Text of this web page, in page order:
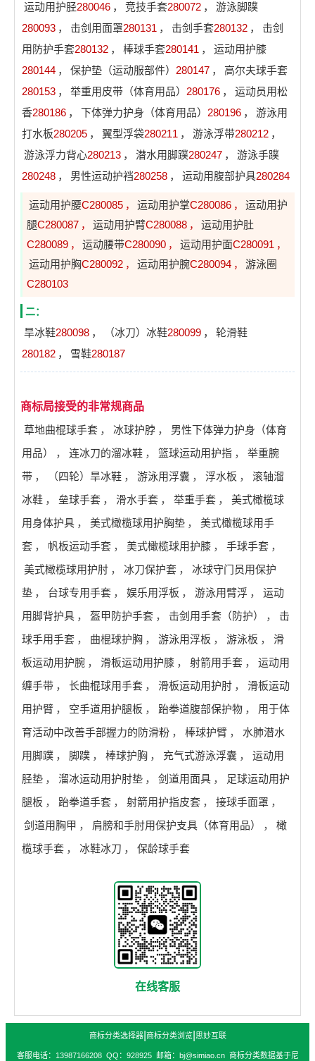
运动用护胫280046 ， 竞技手套280072 ，
游泳脚蹼
280093 ， 击剑用面罩280131 ， 击剑手套280132 ，
击剑
用防护手套280132 ， 棒球手套280141 ，
运动用护膝
280144 ， 保护垫（运动服部件） 280147 ，
高尔夫球手套
280153 ， 举重用皮带（体育用品） 280176 ，
运动员用松
香280186 ， 下体弹力护身（体育用品） 280196 ，
游泳用
打水板280205 ， 翼型浮袋280211 ， 游泳浮带280212 ，
游泳浮力背心280213 ， 潜水用脚蹼280247 ，
游泳手蹼
280248 ， 男性运动护裆280258 ， 运动用腹部护具280284
运动用护腰C280085 ， 运动用护掌C280086 ，
运动用护
腿C280087 ， 运动用护臂C280088 ，
运动用护肚
C280089 ， 运动腰带C280090 ， 运动用护面C280091 ，
运动用护胸C280092 ， 运动用护腕C280094 ，
游泳圈
C280103
二：
旱冰鞋280098 ， （冰刀）冰鞋280099 ，
轮滑鞋
280182 ， 雪鞋280187
商标局接受的非常规商品
草地曲棍球手套 ， 冰球护脖 ，
男性下体弹力护身（体育
用品）
， 连冰刀的溜冰鞋 ， 篮球运动用护指 ，
举重腕
带 ， （四轮）旱冰鞋 ， 游泳用浮囊 ， 浮水板 ，
滚轴溜
冰鞋 ， 垒球手套 ， 滑水手套 ， 举重手套 ，
美式橄榄球
用身体护具 ， 美式橄榄球用护胸垫 ，
美式橄榄球用手
套 ， 帆板运动手套 ， 美式橄榄球用护膝 ， 手球手套 ，
美式橄榄球用护肘 ， 冰刀保护套 ，
冰球守门员用保护
垫 ， 台球专用手套 ， 娱乐用浮板 ， 游泳用臂浮 ，
运动
用脚背护具 ， 盔甲防护手套 ， 击剑用手套（防护） ，
击
球手用手套 ， 曲棍球护胸 ， 游泳用浮板 ， 游泳板 ，
滑
板运动用护腕 ， 滑板运动用护膝 ， 射箭用手套 ，
运动用
缠手带 ， 长曲棍球用手套 ， 滑板运动用护肘 ，
滑板运动
用护臂 ， 空手道用护腿板 ， 跆拳道腹部保护物 ，
用于体
育活动中改善手部握力的防滑粉 ， 棒球护臂 ，
水肺潜水
用脚蹼 ， 脚蹼 ， 棒球护胸 ， 充气式游泳浮囊 ，
运动用
胫垫 ， 溜冰运动用护肘垫 ， 剑道用面具 ，
足球运动用护
腿板 ， 跆拳道手套 ， 射箭用护指皮套 ， 接球手面罩 ，
剑道用胸甲 ， 肩膀和手肘用保护支具（体育用品） ，
橄
榄球手套 ， 冰鞋冰刀 ， 保龄球手套
在线客服
商标分类选择器| 商标分类浏览| 思妙互联
客服电话：13987166208 QQ：928925 邮箱：bj@simiao.cn 商标分类数据基于尼